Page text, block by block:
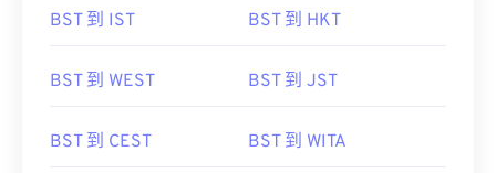
BST 到 IST BST 到 HKT
BST 到 WEST BST 到 JST
BST 到 CEST BST 到 WITA